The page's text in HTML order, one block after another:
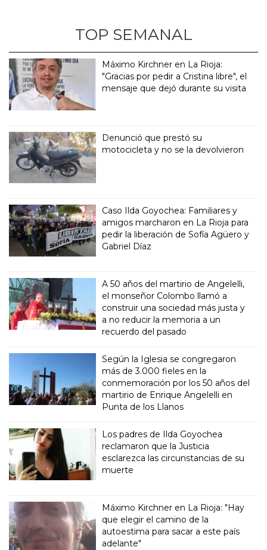
TOP SEMANAL
Máximo Kirchner en La Rioja:
"Gracias por pedir a Cristina libre", el
mensaje que dejó durante su visita
Denunció que prestó su
motocicleta y no se la devolvieron
Caso Ilda Goyochea: Familiares y
amigos marcharon en La Rioja para
pedir la liberación de Sofía Agüero y
Gabriel Díaz
A 50 años del martirio de Angelelli,
el monseñor Colombo llamó a
construir una sociedad más justa y
a no reducir la memoria a un
recuerdo del pasado
Según la Iglesia se congregaron
más de 3.000 fieles en la
conmemoración por los 50 años del
martirio de Enrique Angelelli en
Punta de los Llanos
Los padres de Ilda Goyochea
reclamaron que la Justicia
esclarezca las circunstancias de su
muerte
Máximo Kirchner en La Rioja: "Hay
que elegir el camino de la
autoestima para sacar a este país
adelante"